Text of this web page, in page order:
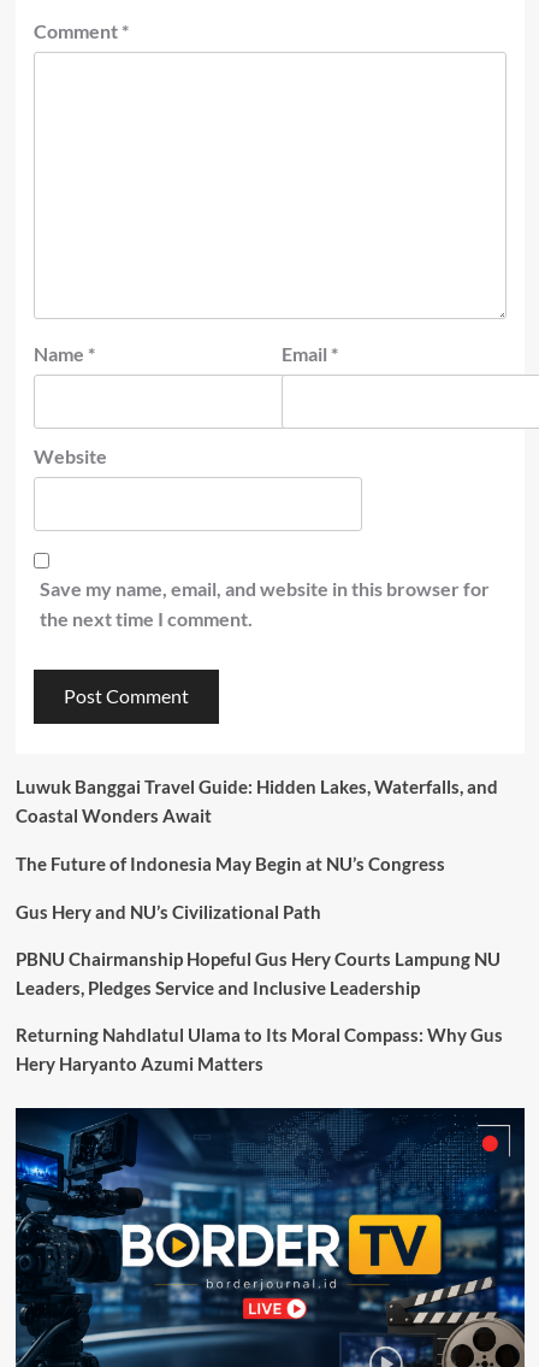
Comment *
Name * Email *
Website
Save my name, email, and website in this browser for
the next time I comment.
Luwuk Banggai Travel Guide: Hidden Lakes, Waterfalls, and
Coastal Wonders Await
The Future of Indonesia May Begin at NU’s Congress
Gus Hery and NU’s Civilizational Path
PBNU Chairmanship Hopeful Gus Hery Courts Lampung NU
Leaders, Pledges Service and Inclusive Leadership
Returning Nahdlatul Ulama to Its Moral Compass: Why Gus
Hery Haryanto Azumi Matters